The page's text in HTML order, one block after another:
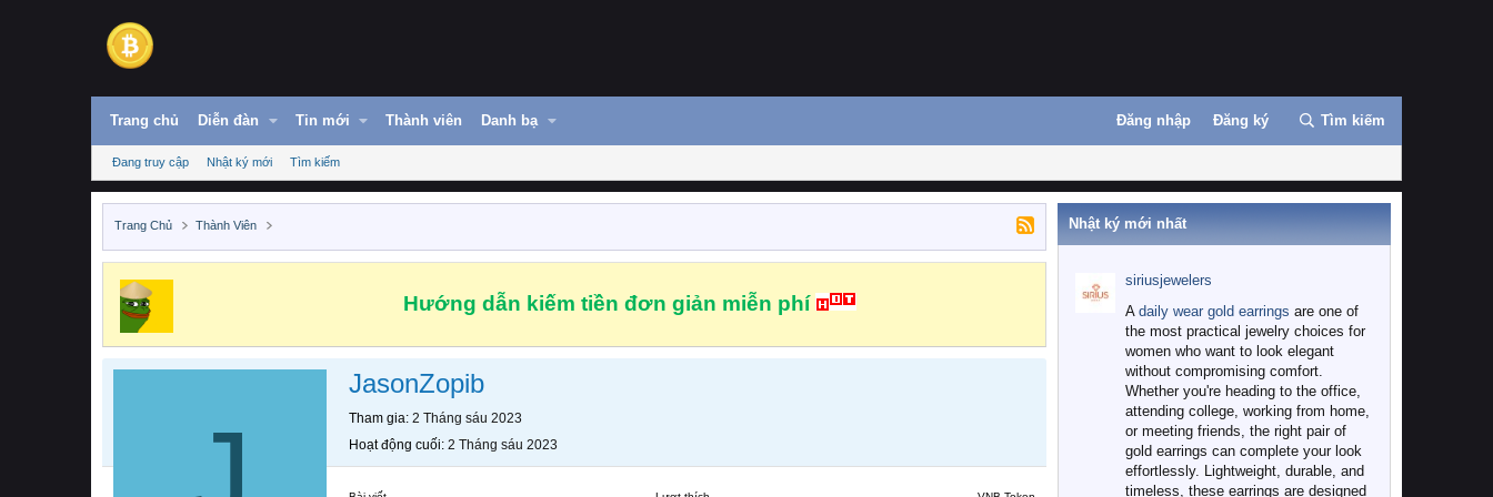
Trang chủ Diễn đàn Tin mới Thành viên Danh bạ Đăng nhập Đăng ký Tìm kiếm
Đang truy cập Nhật ký mới Tìm kiếm
Trang Chủ Thành Viên
Hướng dẫn kiếm tiền đơn giản miễn phí
JasonZopib
Tham gia 2 Tháng sáu 2023
Hoạt động cuối 2 Tháng sáu 2023
Nhật ký mới nhất
siriusjewelers
A daily wear gold earrings are one of
the most practical jewelry choices for
women who want to look elegant
without compromising comfort.
Whether you're heading to the office,
attending college, working from home,
or meeting friends, the right pair of
gold earrings can complete your look
effortlessly. Lightweight, durable, and
timeless, these earrings are designed